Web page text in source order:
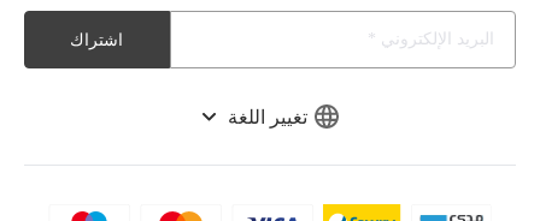
تغيير اللغة
اشتراك